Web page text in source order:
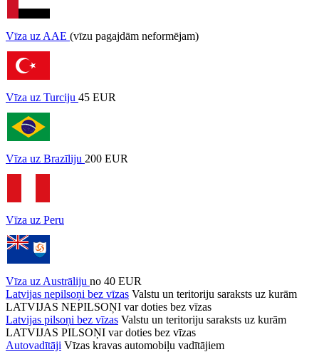
Vīza uz AAE (vīzu pagajdām neformējam)
Vīza uz Turciju 45 EUR
Vīza uz Brazīliju 200 EUR
Vīza uz Peru
Vīza uz Austrāliju no 40 EUR
Latvijas nepilsoņi bez vīzas Valstu un teritoriju saraksts uz kurām
LATVIJAS NEPILSOŅI var doties bez vīzas
Latvijas pilsoņi bez vīzas Valstu un teritoriju saraksts uz kurām
LATVIJAS PILSOŅI var doties bez vīzas
Autovadītāji Vīzas kravas automobiļu vadītājiem